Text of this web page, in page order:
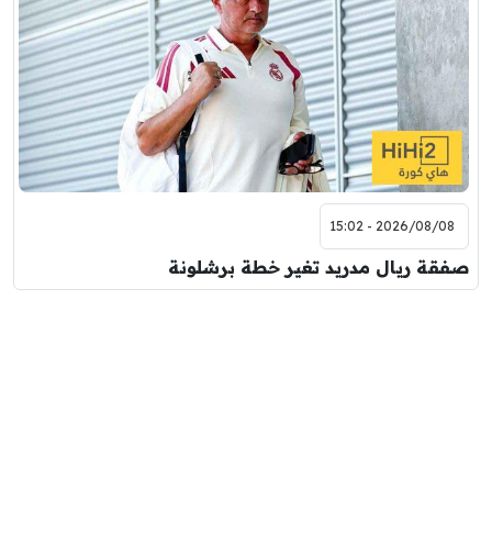
2026/08/08 - 15:02
صفقة ريال مدريد تغير خطة برشلونة